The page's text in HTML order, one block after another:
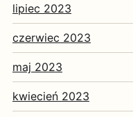
lipiec 2023
czerwiec 2023
maj 2023
kwiecień 2023